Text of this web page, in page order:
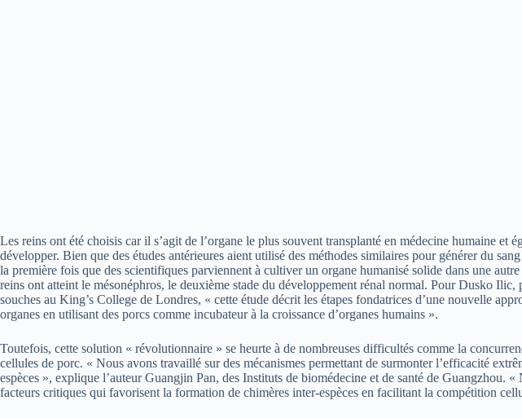
Les reins ont été choisis car il s’agit de l’organe le plus souvent transplanté en médecine humaine et
développer. Bien que des études antérieures aient utilisé des méthodes similaires pour générer du
la première fois que des scientifiques parviennent à cultiver un organe humanisé solide dans une
reins ont atteint le mésonéphros, le deuxième stade du développement rénal normal. Pour Dusko Ilic,
souches au King’s College de Londres, « cette étude décrit les étapes fondatrices d’une nouvelle
organes en utilisant des porcs comme incubateur à la croissance d’organes humains ».
Toutefois, cette solution « révolutionnaire » se heurte à de nombreuses difficultés comme la
cellules de porc. « Nous avons travaillé sur des mécanismes permettant de surmonter l’efficacité
espèces », explique l’auteur Guangjin Pan, des Instituts de biomédecine et de santé de Guangzhou.
facteurs critiques qui favorisent la formation de chimères inter-espèces en facilitant la compétition